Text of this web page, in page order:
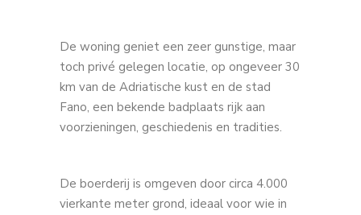
De woning geniet een zeer gunstige, maar
toch privé gelegen locatie, op ongeveer 30
km van de Adriatische kust en de stad
Fano, een bekende badplaats rijk aan
voorzieningen, geschiedenis en tradities.
De boerderij is omgeven door circa 4.000
vierkante meter grond, ideaal voor wie in